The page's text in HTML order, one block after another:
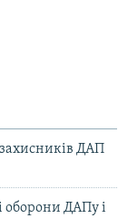
ДАП
оборони ДАПу і